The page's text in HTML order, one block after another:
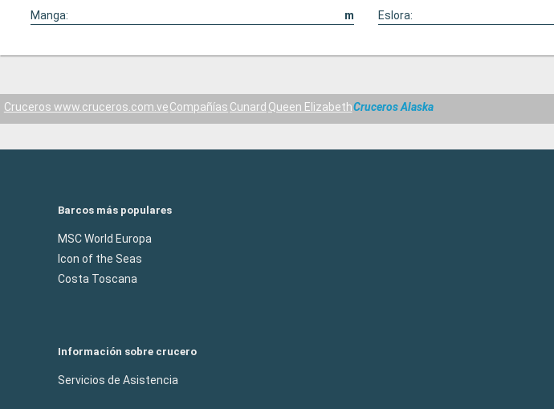
Manga:
m Eslora:
Cruceros www.cruceros.com.veCompañías Cunard Queen ElizabethCruceros Alaska
Barcos más populares
MSC World Europa
Icon of the Seas
Costa Toscana
Información sobre crucero
Servicios de Asistencia